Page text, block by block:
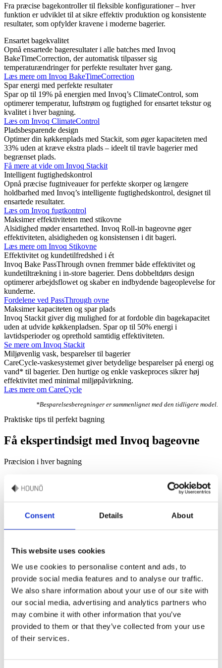
Consent Details About
This website uses cookies
We use cookies to personalise content and ads, to
provide social media features and to analyse our traffic.
We also share information about your use of our site with
our social media, advertising and analytics partners who
may combine it with other information that you’ve
provided to them or that they’ve collected from your use
of their services.
Fra præcise bagekontroller til fleksible konfigurationer – hver
funktion er udviklet til at sikre effektiv produktion og konsistente
resultater, som opfylder kravene i moderne bagerier.
Ensartet bagekvalitet
Opnå ensartede bageresultater i alle batches med Invoq
BakeTimeCorrection, der automatisk tilpasser sig
temperaturændringer for perfekte resultater hver gang.
Læs mere om Invoq BakeTimeCorrection
Spar energi med perfekte resultater
Spar op til 19% på energien med Invoq’s ClimateControl, som
optimerer temperatur, luftstrøm og fugtighed for ensartet tekstur og
kvalitet i hver bagning.
Læs om Invoq ClimateControl
Pladsbesparende design
Optimer din køkkenplads med Stackit, som øger kapaciteten med
33% uden at kræve ekstra plads – ideelt til travle bagerier med
begrænset plads.
Få mere at vide om Invoq Stackit
Intelligent fugtighedskontrol
Opnå præcise fugtniveauer for perfekte skorper og længere
holdbarhed med Invoq’s intelligente fugtighedskontrol, designet til
ensartede resultater.
Læs om Invoq fugtkontrol
Maksimer effektiviteten med stikovne
Alsidighed møder ensartethed. Invoq Roll-in bageovne øger
effektiviteten, alsidigheden og konsistensen i dit bageri.
Læs mere om Invoq Stikovne
Effektivitet og kundetilfredshed i ét
Invoq Bake PassThrough ovnen fremmer både effektivitet og
kundetiltrækning i in-store bagerier. Dens dobbeltdørs design
optimerer arbejdsflowet og skaber en indbydende bageoplevelse for
kunderne.
Fordelene ved PassThrough ovne
Maksimer kapaciteten og spar plads
Invoq Stackit giver dig mulighed for at fordoble din bagekapacitet
uden at udvide køkkenpladsen. Spar op til 50% energi i
lavtidsperioder og oprethold samtidig effektiviteten.
Se mere om Invoq Stackit
Miljøvenlig vask, besparelser til bagerier
CareCycle-vaskesystemet giver betydelige besparelser på energi og
vand* til bagerier. Den hurtige og enkle vaskeproces sikrer høj
effektivitet med minimal miljøpåvirkning.
Læs mere om CareCycle
*Besparelsesberegninger er sammenlignet med den tidligere model.
Praktiske tips til perfekt bagning
Få ekspertindsigt med Invoq bageovne
Præcision i hver bagning
temperatur- og fugtighedskontrol.
Perfekt brød med korrekt æltning
Følg en simpel 6-trins guide og mestr æltning for perfekt hvede- og
rugbrød. Forbedr dine bageteknikker med praktiske tips.
Prøv disse simple trin for perfekt brød
Komfort uden kompromis
Gør bagningen nemmere med surdejspulver